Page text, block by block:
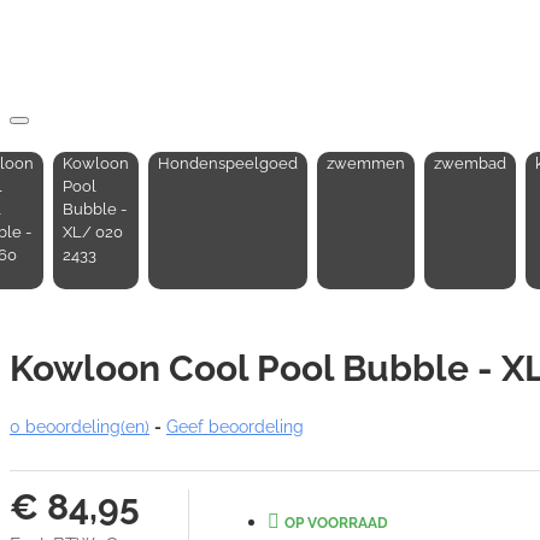
-
Kowloon
Pool
Bubble -
XL/ 020
2433
Hondenspeelgoed zwemmen zwembad
Kowloon Cool Pool Bubble -
0 beoordeling(en) - Geef beoordeling
€ 84,95 OP VOORRAAD